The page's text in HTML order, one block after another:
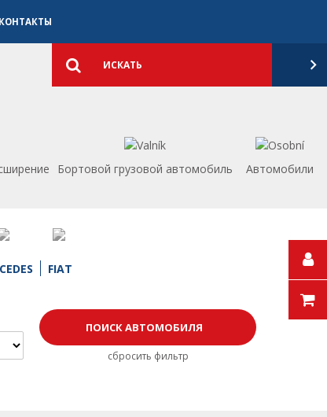
КОНТАКТЫ
Подробный
поиск Искать
Бортовой грузовой автомобиль Aвтомобили
FIAT
сбросить фильтр